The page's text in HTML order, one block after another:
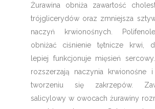
Żurawina obniża zawartość
trójglicerydów oraz zmniejsza
naczyń krwionośnych.
obniżać ciśnienie tętnicze krwi,
lepiej funkcjonuje mięsień
rozszerzają naczynia krwionośne i
tworzeniu się zakrzepów.
salicylowy w owocach żurawiny